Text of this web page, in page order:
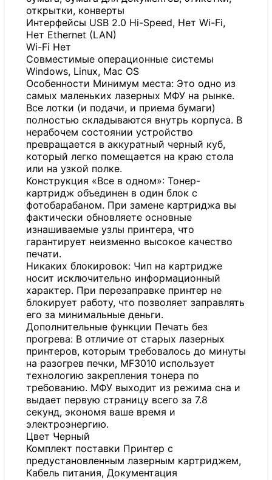
открытки, конверты
Интерфейсы USB 2.0 Hi-Speed, Нет Wi-Fi,
Нет Ethernet (LAN)
Wi-Fi Нет
Совместимые операционные системы
Windows, Linux, Mac OS
Особенности Минимум места: Это одно из
самых маленьких лазерных МФУ на рынке.
Все лотки (и подачи, и приема бумаги)
полностью складываются внутрь корпуса. В
нерабочем состоянии устройство
превращается в аккуратный черный куб,
который легко помещается на краю стола
или на узкой полке.
Конструкция «Все в одном»: Тонер-
картридж объединен в один блок с
фотобарабаном. При замене картриджа вы
фактически обновляете основные
изнашиваемые узлы принтера, что
гарантирует неизменно высокое качество
печати.
Никаких блокировок: Чип на картридже
носит исключительно информационный
характер. При перезаправке принтер не
блокирует работу, что позволяет заправлять
его за минимальные деньги.
Дополнительные функции Печать без
прогрева: В отличие от старых лазерных
принтеров, которым требовалось до минуты
на разогрев печки, MF3010 использует
технологию закрепления тонера по
требованию. МФУ выходит из режима сна и
выдает первую страницу всего за 7.8
секунд, экономя ваше время и
электроэнергию.
Цвет Черный
Комплект поставки Принтер с
предустановленным лазерным картриджем,
Кабель питания, Документация